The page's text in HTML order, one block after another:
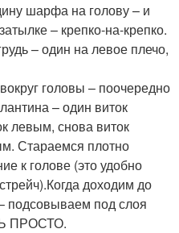
шарфа на голову – и
– крепко-на-крепко.
– один на левое плечо,
головы – поочередно
– один виток
левым, снова виток
Стараемся плотно
к голове (это удобно
доходим до
подсовываем под слоя
ПРОСТО.